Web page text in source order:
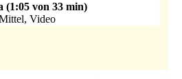
(1:05 von 33 min)
Video